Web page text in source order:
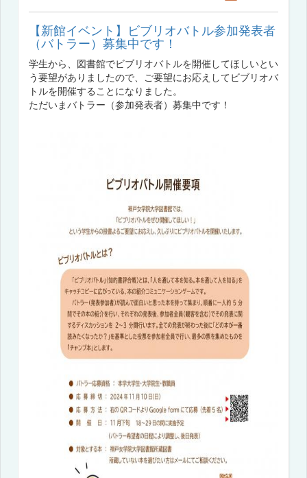
【新館イベント】ビブリオバトル参加発表者
（バトラー）募集中です！
学生から、図書館でビブリオバトルを開催してほしいとい
う要望がありましたので、ご要望にお応えしてビブリオバ
トルを開催することになりました。
ただいまバトラー（参加発表者）募集中です！